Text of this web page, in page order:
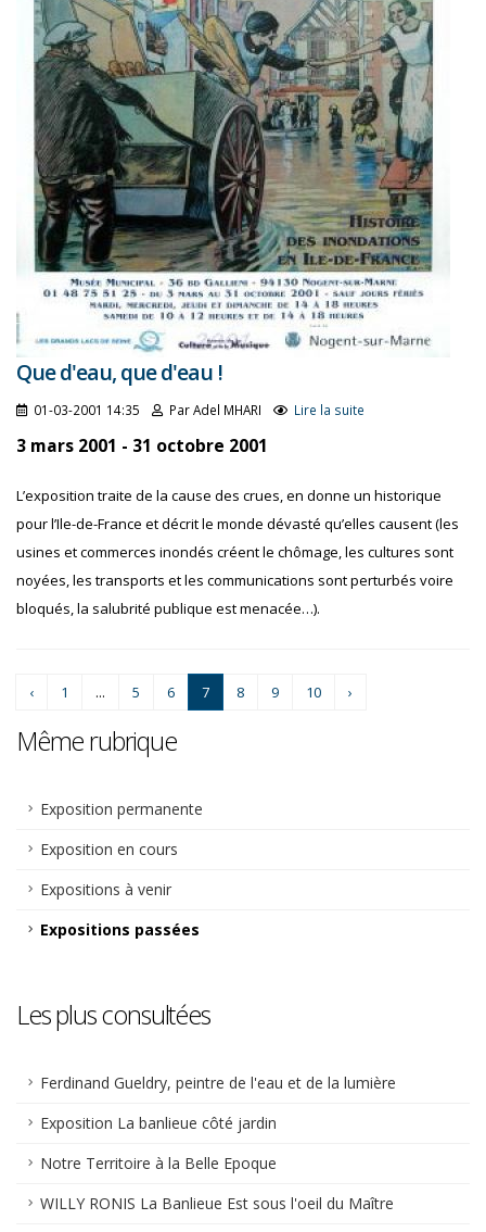
Que d'eau, que d'eau !
01-03-2001 14:35 Par Adel MHARI Lire la suite
3 mars 2001 - 31 octobre 2001
L’exposition traite de la cause des crues, en donne un historique
pour l’Ile-de-France et décrit le monde dévasté qu’elles causent (les
usines et commerces inondés créent le chômage, les cultures sont
noyées, les transports et les communications sont perturbés voire
bloqués, la salubrité publique est menacée…).
‹ 1 ... 5 6 7 8 9 10 ›
Même rubrique
Exposition permanente
Exposition en cours
Expositions à venir
Expositions passées
Les plus consultées
Ferdinand Gueldry, peintre de l'eau et de la lumière
Exposition La banlieue côté jardin
Notre Territoire à la Belle Epoque
WILLY RONIS La Banlieue Est sous l'oeil du Maître